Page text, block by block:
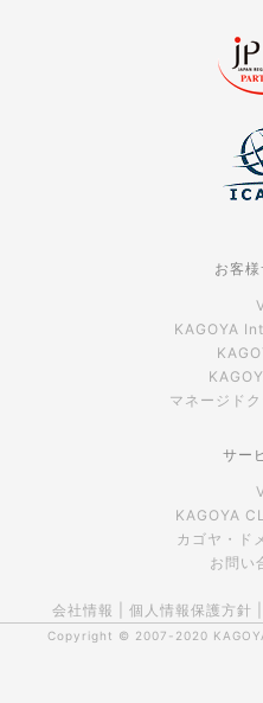
お客様
KAGOYA
マネージド
サー
KAGOYA
カゴヤ・ド
お問い
会社情報 個人情報保護方針
Copyright © 2007-2020